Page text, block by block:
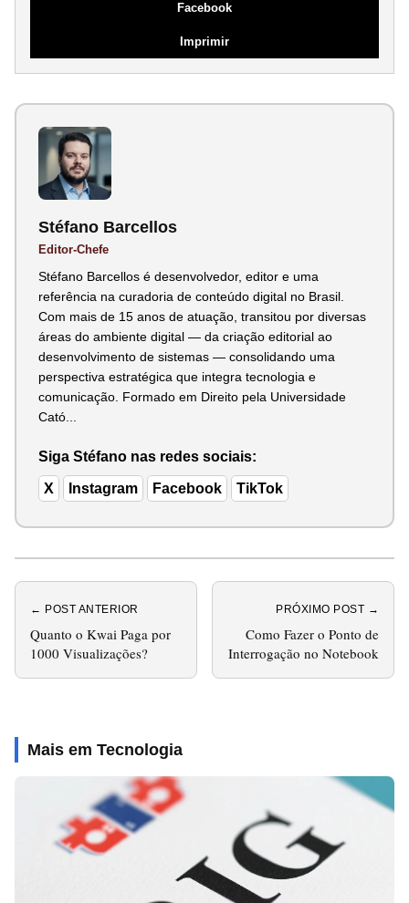
Facebook
Imprimir
Stéfano Barcellos
Editor-Chefe
Stéfano Barcellos é desenvolvedor, editor e uma
referência na curadoria de conteúdo digital no Brasil.
Com mais de 15 anos de atuação, transitou por diversas
áreas do ambiente digital — da criação editorial ao
desenvolvimento de sistemas — consolidando uma
perspectiva estratégica que integra tecnologia e
comunicação. Formado em Direito pela Universidade
Cató...
Siga Stéfano nas redes sociais:
X Instagram Facebook TikTok
← POST ANTERIOR
Quanto o Kwai Paga por
1000 Visualizações?
PRÓXIMO POST →
Como Fazer o Ponto de
Interrogação no Notebook
Mais em Tecnologia